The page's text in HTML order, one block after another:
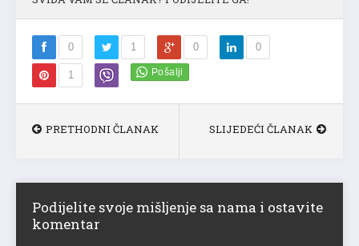
0 1 0 0
1
PRETHODNI ČLANAK SLIJEDEĆI ČLANAK
Podijelite svoje mišljenje sa nama i ostavite
komentar